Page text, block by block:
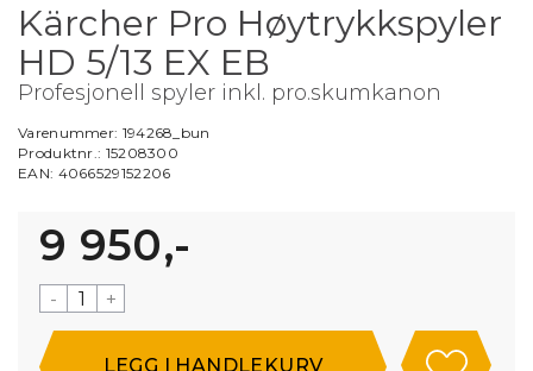
Kärcher Pro Høytrykkspyler
HD 5/13 EX EB
Profesjonell spyler inkl. pro.skumkanon
Varenummer: 194268_bun
Produktnr.: 15208300
EAN: 4066529152206
9 950,-
- +